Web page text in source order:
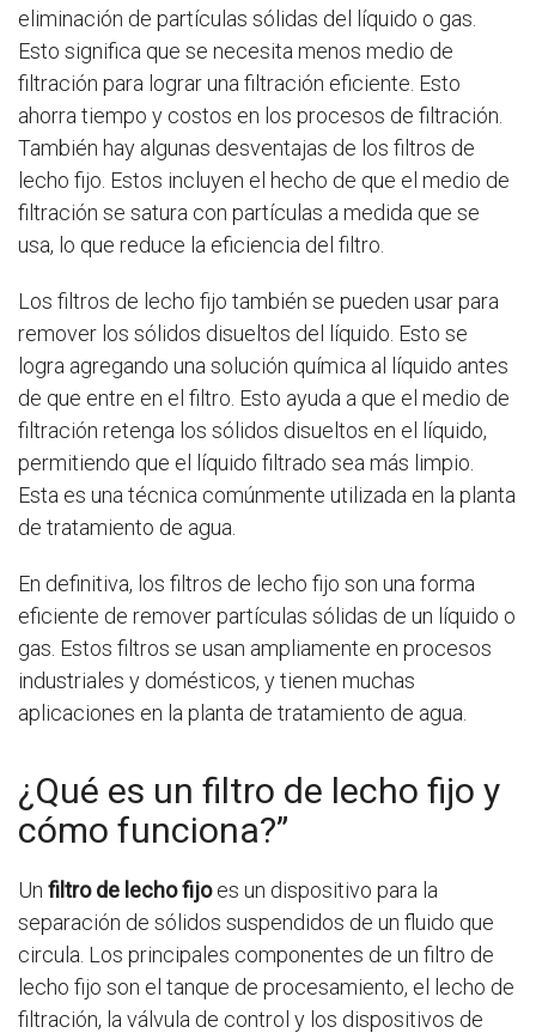
eliminación de partículas sólidas del líquido o gas.
Esto significa que se necesita menos medio de
filtración para lograr una filtración eficiente. Esto
ahorra tiempo y costos en los procesos de filtración.
También hay algunas desventajas de los filtros de
lecho fijo. Estos incluyen el hecho de que el medio de
filtración se satura con partículas a medida que se
usa, lo que reduce la eficiencia del filtro.
Los filtros de lecho fijo también se pueden usar para
remover los sólidos disueltos del líquido. Esto se
logra agregando una solución química al líquido antes
de que entre en el filtro. Esto ayuda a que el medio de
filtración retenga los sólidos disueltos en el líquido,
permitiendo que el líquido filtrado sea más limpio.
Esta es una técnica comúnmente utilizada en la planta
de tratamiento de agua.
En definitiva, los filtros de lecho fijo son una forma
eficiente de remover partículas sólidas de un líquido o
gas. Estos filtros se usan ampliamente en procesos
industriales y domésticos, y tienen muchas
aplicaciones en la planta de tratamiento de agua.
¿Qué es un filtro de lecho fijo y
cómo funciona?”
Un filtro de lecho fijoes un dispositivo para la
separación de sólidos suspendidos de un fluido que
circula. Los principales componentes de un filtro de
lecho fijo son el tanque de procesamiento, el lecho de
filtración, la válvula de control y los dispositivos de